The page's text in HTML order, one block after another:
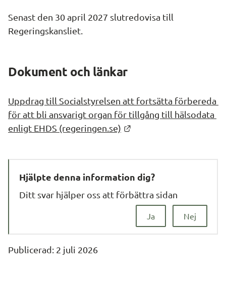
Senast den 30 april 2027 slutredovisa till
Regeringskansliet.
Dokument och länkar
Uppdrag till Socialstyrelsen att fortsätta förbereda
för att bli ansvarigt organ för tillgång till hälsodata
enligt EHDS (regeringen.se)
Hjälpte denna information dig?
Nej
Ja
Ditt svar hjälper oss att förbättra sidan
Publicerad: 2 juli 2026